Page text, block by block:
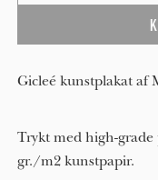
Gicleé kunstplakat af
Trykt med high-
gr./m2 kunstpapir.